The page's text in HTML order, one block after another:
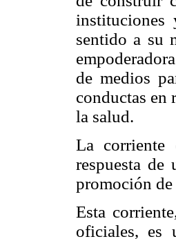
sentido a su
de medios
conductas en
la salud.
La corriente
respuesta de
promoción de
Esta
oficiales, es